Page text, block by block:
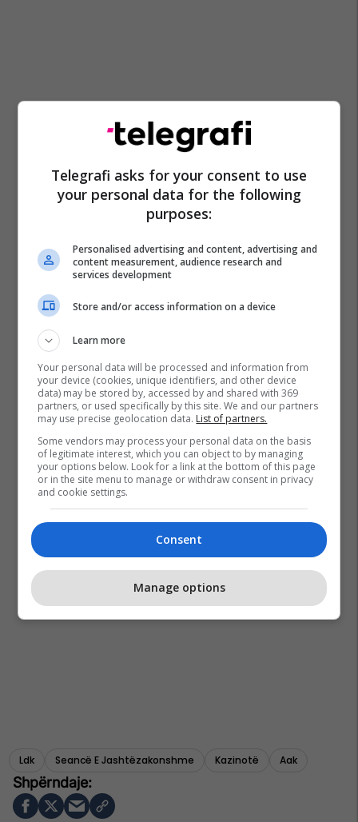
Ldk Seancë E Jashtëzakonshme Kazinotë Aak
Telegrafi asks for your consent to use
your personal data for the following
purposes:
Personalised advertising and content, advertising and
content measurement, audience research and
services development
Store and/or access information on a device
Learn more
Your personal data will be processed and information from
your device (cookies, unique identifiers, and other device
data) may be stored by, accessed by and shared with 369
partners, or used specifically by this site. We and our partners
may use precise geolocation data. List of partners.
Some vendors may process your personal data on the basis
of legitimate interest, which you can object to by managing
your options below. Look for a link at the bottom of this page
or in the site menu to manage or withdraw consent in privacy
and cookie settings.
Consent
Manage options